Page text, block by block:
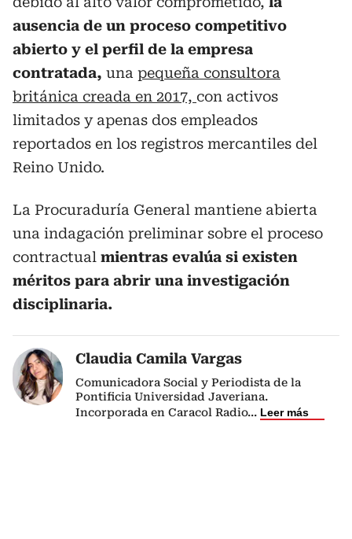
ausencia de un proceso competitivo
abierto y el perfil de la empresa
contratada, una pequeña consultora
británica creada en 2017, con activos
limitados y apenas dos empleados
reportados en los registros mercantiles del
Reino Unido.
La Procuraduría General mantiene abierta
una indagación preliminar sobre el proceso
contractual mientras evalúa si existen
méritos para abrir una investigación
disciplinaria.
Claudia Camila Vargas
Comunicadora Social y Periodista de la
Pontificia Universidad Javeriana.
Incorporada en Caracol Radio... Leer más